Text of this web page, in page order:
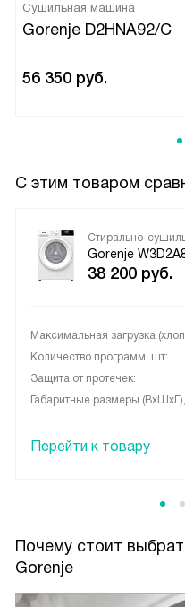
Сушильная машина
Gorenje D2HNA92/C
56 350 руб.
С этим товаром
Стирально-
Gorenje
38 200 руб.
Максимальная загрузка
Количество программ, шт:
Защита от протечек:
Габаритные размеры
Перейти к товару
Почему стоит
Gorenje